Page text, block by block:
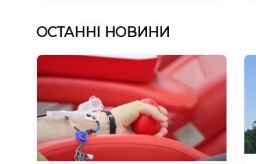
ОСТАННІ НОВИНИ